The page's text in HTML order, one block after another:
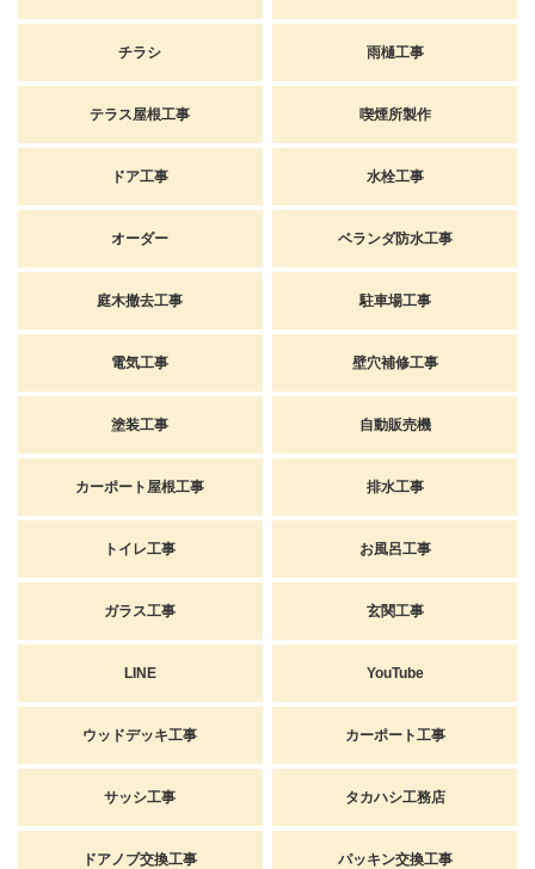
チラシ 雨樋工事
テラス屋根工事 喫煙所製作
ドア工事 水栓工事
オーダー ベランダ防水工事
庭木撤去工事 駐車場工事
電気工事 壁穴補修工事
塗装工事 自動販売機
カーポート屋根工事 排水工事
トイレ工事 お風呂工事
ガラス工事 玄関工事
LINE YouTube
ウッドデッキ工事 カーポート工事
サッシ工事 タカハシ工務店
ドアノブ交換工事 パッキン交換工事